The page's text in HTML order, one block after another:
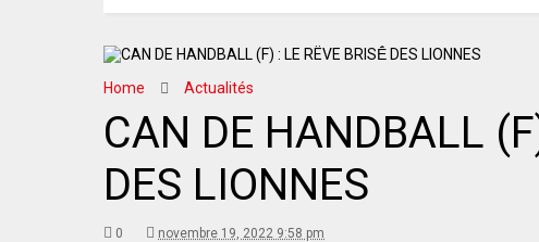
Home Actualités
CAN DE HANDBALL
DES LIONNES
0 novembre 19, 2022 9:58 pm